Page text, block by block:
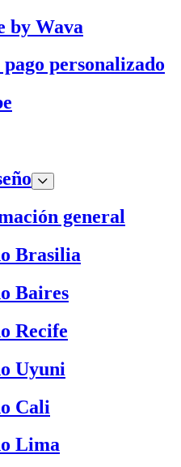
by Wava
personalizado
general
Brasilia
Baires
Recife
Uyuni
Cali
Lima